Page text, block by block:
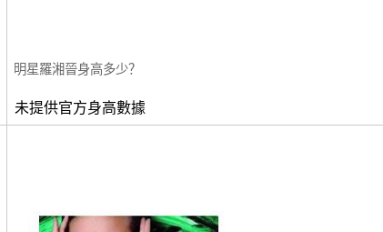
明星羅湘晉身高多少？
未提供官方身高數據